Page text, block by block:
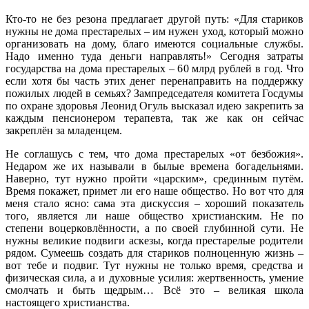
Кто-то не без резона предлагает другой путь: «Для стариков
нужны не дома престарелых – им нужен уход, который можно
организовать на дому, благо имеются социальные службы.
Надо именно туда деньги направлять!» Сегодня затраты
государства на дома престарелых – 60 млрд рублей в год. Что
если хотя бы часть этих денег перенаправить на поддержку
пожилых людей в семьях? Зампредседателя комитета Госдумы
по охране здоровья Леонид Огуль высказал идею закрепить за
каждым пенсионером терапевта, так же как он сейчас
закреплён за младенцем.
Не соглашусь с тем, что дома престарелых «от безбожия».
Недаром же их называли в былые времена богадельнями.
Наверно, тут нужно пройти «царским», срединным путём.
Время покажет, примет ли его наше общество. Но вот что для
меня стало ясно: сама эта дискуссия – хороший показатель
того, является ли наше общество христианским. Не по
степени воцерковлённости, а по своей глубинной сути. Не
нужны великие подвиги аскезы, когда престарелые родители
рядом. Сумеешь создать для стариков полноценную жизнь –
вот тебе и подвиг. Тут нужны не только время, средства и
физическая сила, а и духовные усилия: жертвенность, умение
смолчать и быть щедрым… Всё это – великая школа
настоящего христианства.